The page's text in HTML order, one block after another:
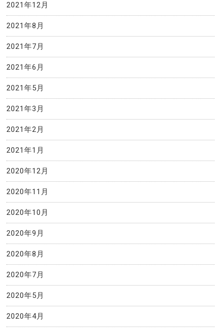
2021年12月
2021年8月
2021年7月
2021年6月
2021年5月
2021年3月
2021年2月
2021年1月
2020年12月
2020年11月
2020年10月
2020年9月
2020年8月
2020年7月
2020年5月
2020年4月